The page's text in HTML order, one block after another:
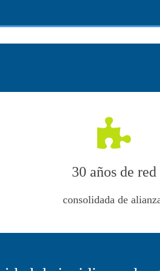
30 años de red
consolidada de